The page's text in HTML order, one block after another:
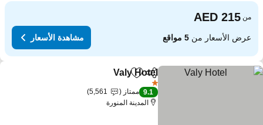
من
عرض الأسعار من5 مواقع مشاهدة الأسعار
مشاركةAdd to favorites
Valy Hotel
9.1 ممتاز
5,561
المدينة المنورة